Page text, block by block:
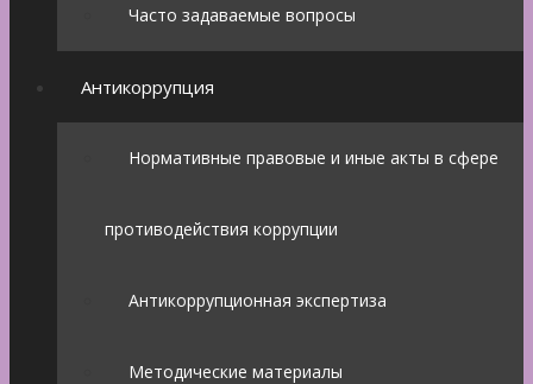
Часто задаваемые вопросы
Антикоррупция
Нормативные правовые и иные акты в сфере
противодействия коррупции
Антикоррупционная экспертиза
Методические материалы